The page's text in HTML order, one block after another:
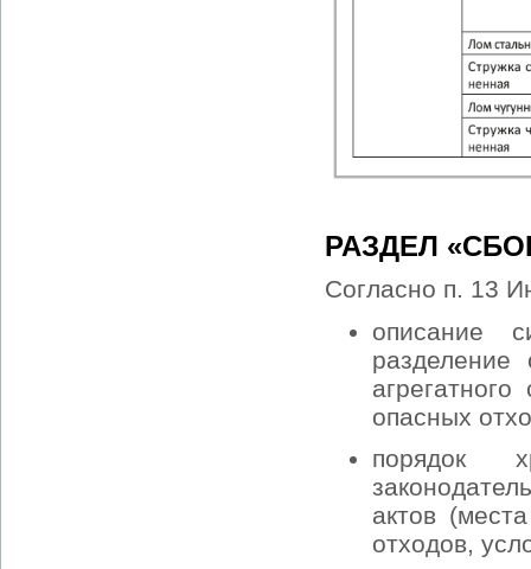
РАЗДЕЛ
Согласно п. 13
описание
опасных
порядок
актов
отходов,